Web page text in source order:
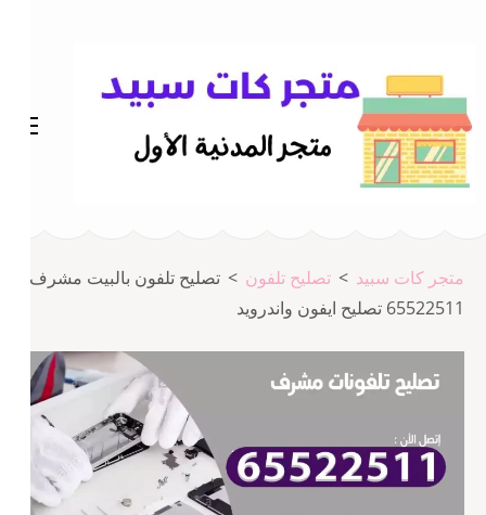
المحتوى
(اضغط
Enter)
متجر كات سبيد > تصليح تلفون > تصليح تلفون بالبيت مشرف
65522511 تصليح ايفون واندرويد